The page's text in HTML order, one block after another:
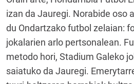
izan da Jauregi. Norabide oso
du Ondartzako futbol zelaian:
jokalarien arlo pertsonalean.
metodo hori, Stadium Galeko
saiatuko da Jauregi.